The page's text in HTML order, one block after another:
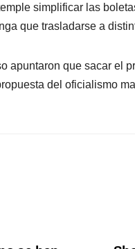
simplificar las
que trasladarse a
apuntaron que sacar el
del oficialismo